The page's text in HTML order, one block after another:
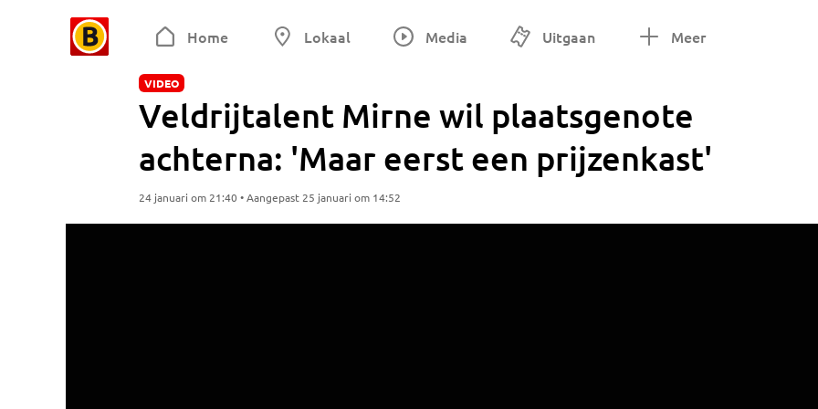
Home Lokaal Media Uitgaan Meer
VIDEO
Veldrijtalent Mirne wil plaatsgenote
achterna: 'Maar eerst een prijzenkast'
24 januari om 21:40 • Aangepast 25 januari om 14:52